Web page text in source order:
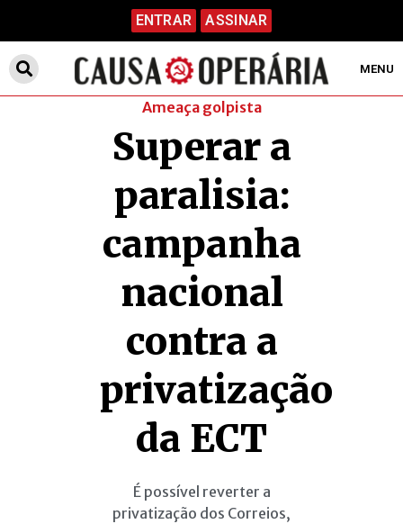
ENTRAR ASSINAR
MENU
Ameaça golpista
Superar a
paralisia:
campanha
nacional
contra a
privatização
da ECT
É possível reverter a
privatização dos Correios,